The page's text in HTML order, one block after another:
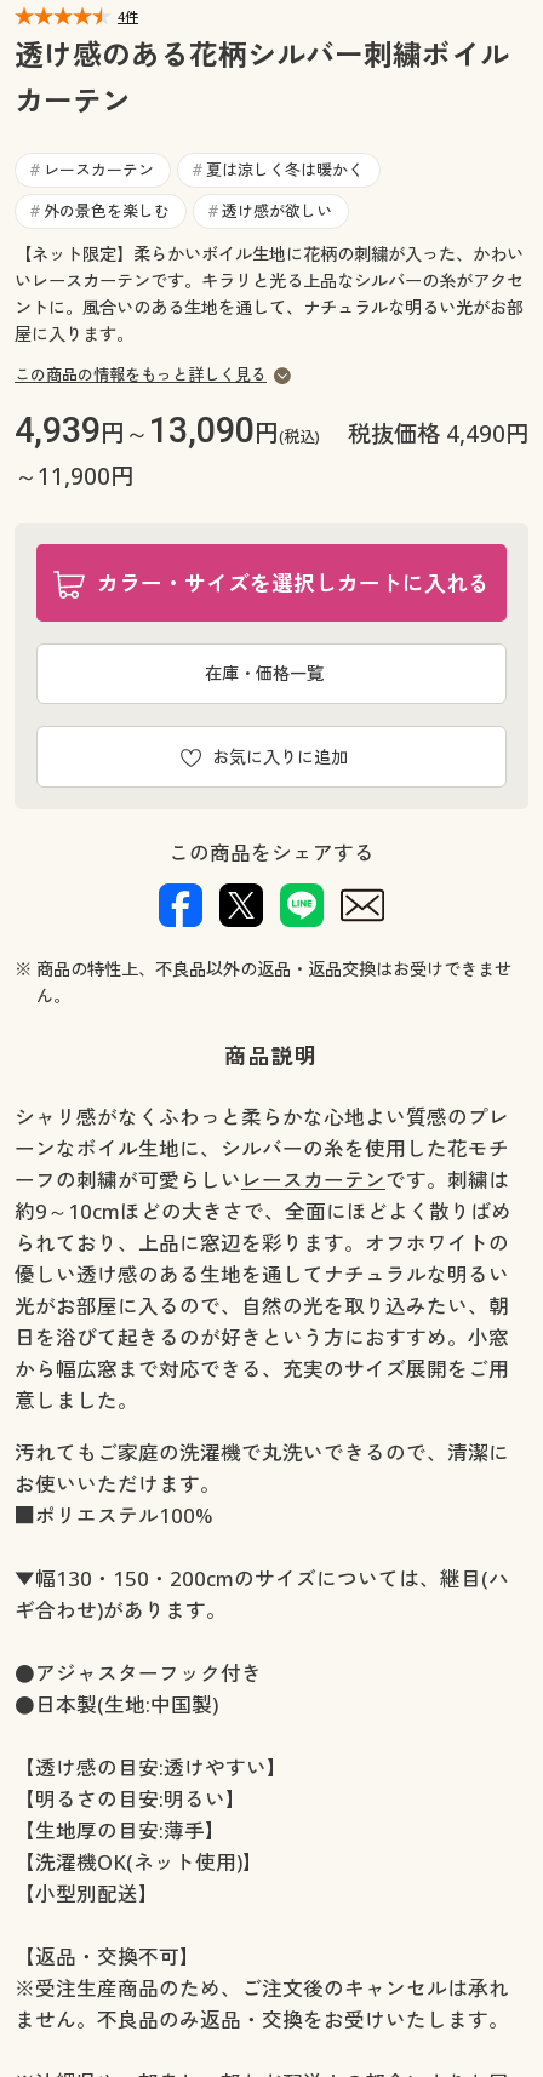
マイページ
閲覧履歴
お気に入り
サポート
ご利用ガイド
よくある質問とお問い合わせ
閲覧履歴
お気に入り
ご利用ガイド
よくある質問とお問い合わせ
幅100×丈103(2枚組) ◎ 在庫あり
幅100×丈108(2枚組) ◎ 在庫あり
幅100×丈113(2枚組) ◎ 在庫あり
幅100×丈123(2枚組) ○ 在庫わずか
幅100×丈128(2枚組) ◎ 在庫あり
幅100×丈133(2枚組) ◎ 在庫あり
幅100×丈138(2枚組) ◎ 在庫あり
幅100×丈143(2枚組) ◎ 在庫あり
幅100×丈148(2枚組) ◎ 在庫あり
幅100×丈153(2枚組) ○ 在庫わずか
幅100×丈158(2枚組) ◎ 在庫あり
幅100×丈168(2枚組) ◎ 在庫あり
幅100×丈176(2枚組) ◎ 在庫あり
幅100×丈193(2枚組) ○ 在庫わずか
幅100×丈198(2枚組) ◎ 在庫あり
幅100×丈208(2枚組) ◎ 在庫あり
幅100×丈218(2枚組) ◎ 在庫あり
幅100×丈223(2枚組) ◎ 在庫あり
幅100×丈228(2枚組) ◎ 在庫あり
幅100×丈238(2枚組) ○ 在庫わずか
幅100×丈243(2枚組) ○ 在庫わずか
幅100×丈248(2枚組) ○ 在庫わずか
幅100×丈258(2枚組) ○ 在庫わずか
幅130×丈98(2枚組) ○ 在庫わずか
幅130×丈108(2枚組) ○ 在庫わずか
幅130×丈118(2枚組) ◎ 在庫あり
幅130×丈133(2枚組) ◎ 在庫あり
幅130×丈148(2枚組) ◎ 在庫あり
幅130×丈168(2枚組) ○ 在庫わずか
幅130×丈176(2枚組) ◎ 在庫あり
幅130×丈183(2枚組) ◎ 在庫あり
幅130×丈188(2枚組) ◎ 在庫あり
幅130×丈193(2枚組) ◎ 在庫あり
幅130×丈198(2枚組) ◎ 在庫あり
幅130×丈208(2枚組) ◎ 在庫あり
幅130×丈213(2枚組) ◎ 在庫あり
幅130×丈223(2枚組) ○ 在庫わずか
幅130×丈228(2枚組) ◎ 在庫あり
幅130×丈238(2枚組) ◎ 在庫あり
幅130×丈258(2枚組) ○ 在庫わずか
幅150×丈88(2枚組) ○ 在庫わずか
幅150×丈108(2枚組) ○ 在庫わずか
幅150×丈118(2枚組) ○ 在庫わずか
幅150×丈148(2枚組) ◎ 在庫あり
幅150×丈168(2枚組) ◎ 在庫あり
幅150×丈176(2枚組) ◎ 在庫あり
幅150×丈183(2枚組) ◎ 在庫あり
幅150×丈188(2枚組) ◎ 在庫あり
幅150×丈198(2枚組) ◎ 在庫あり
幅150×丈203(2枚組) ◎ 在庫あり
幅150×丈208(2枚組) ◎ 在庫あり
4件
透け感のある花柄シルバー刺繍ボイル
カーテン
# レースカーテン # 夏は涼しく冬は暖かく
# 外の景色を楽しむ # 透け感が欲しい
【ネット限定】柔らかいボイル生地に花柄の刺繍が入った、かわい
いレースカーテンです。キラリと光る上品なシルバーの糸がアクセ
ントに。風合いのある生地を通して、ナチュラルな明るい光がお部
屋に入ります。
この商品の情報をもっと詳しく見る
4,939円～ 13,090円(税込)
税抜価格 4,490円
～11,900円
カラー・サイズを選択しカートに入れる
お気に入りに追加
在庫・価格一覧
この商品をシェアする
※ 商品の特性上、不良品以外の返品・返品交換はお受けできませ
ん。
商品説明
シャリ感がなくふわっと柔らかな心地よい質感のプレ
ーンなボイル生地に、シルバーの糸を使用した花モチ
ーフの刺繍が可愛らしい レースカーテンです。刺繍は
約9～10cmほどの大きさで、全面にほどよく散りばめ
られており、上品に窓辺を彩ります。オフホワイトの
優しい透け感のある生地を通してナチュラルな明るい
光がお部屋に入るので、自然の光を取り込みたい、朝
日を浴びて起きるのが好きという方におすすめ。小窓
から幅広窓まで対応できる、充実のサイズ展開をご用
意しました。
汚れてもご家庭の洗濯機で丸洗いできるので、清潔に
お使いいただけます。
■ポリエステル100%
▼幅130・150・200cmのサイズについては、継目(ハ
ギ合わせ)があります。
●アジャスターフック付き
●日本製(生地:中国製)
【透け感の目安:透けやすい】
【明るさの目安:明るい】
【生地厚の目安:薄手】
【洗濯機OK(ネット使用)】
【小型別配送】
【返品・交換不可】
※受注生産商品のため、ご注文後のキャンセルは承れ
ません。不良品のみ返品・交換をお受けいたします。